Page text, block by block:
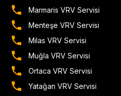
Marmaris VRV Servisi
Menteşe VRV Servisi
Milas VRV Servisi
Muğla VRV Servisi
Ortaca VRV Servisi
Yatağan VRV Servisi